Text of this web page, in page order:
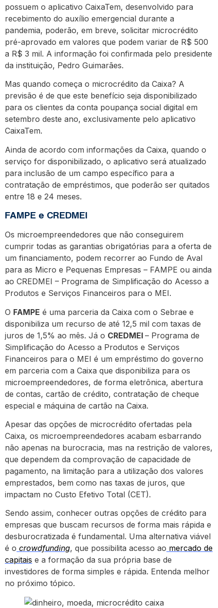
possuem o aplicativo CaixaTem, desenvolvido para
recebimento do auxílio emergencial durante a
pandemia, poderão, em breve, solicitar microcrédito
pré-aprovado em valores que podem variar de R$ 500
a R$ 3 mil. A informação foi confirmada pelo presidente
da instituição, Pedro Guimarães.
Mas quando começa o microcrédito da Caixa? A
previsão é de que este benefício seja disponibilizado
para os clientes da conta poupança social digital em
setembro deste ano, exclusivamente pelo aplicativo
CaixaTem.
Ainda de acordo com informações da Caixa, quando o
serviço for disponibilizado, o aplicativo será atualizado
para inclusão de um campo específico para a
contratação de empréstimos, que poderão ser quitados
entre 18 e 24 meses.
FAMPE e CREDMEI
Os microempreendedores que não conseguirem
cumprir todas as garantias obrigatórias para a oferta de
um financiamento, podem recorrer ao Fundo de Aval
para as Micro e Pequenas Empresas – FAMPE ou ainda
ao CREDMEI – Programa de Simplificação do Acesso a
Produtos e Serviços Financeiros para o MEI.
O FAMPE é uma parceria da Caixa com o Sebrae e
disponibiliza um recurso de até 12,5 mil com taxas de
juros de 1,5% ao mês. Já o CREDMEI – Programa de
Simplificação do Acesso a Produtos e Serviços
Financeiros para o MEI é um empréstimo do governo
em parceria com a Caixa que disponibiliza para os
microempreendedores, de forma eletrônica, abertura
de contas, cartão de crédito, contratação de cheque
especial e máquina de cartão na Caixa.
Apesar das opções de microcrédito ofertadas pela
Caixa, os microempreendedores acabam esbarrando
não apenas na burocracia, mas na restrição de valores,
que dependem da comprovação de capacidade de
pagamento, na limitação para a utilização dos valores
emprestados, bem como nas taxas de juros, que
impactam no Custo Efetivo Total (CET).
Sendo assim, conhecer outras opções de crédito para
empresas que buscam recursos de forma mais rápida e
desburocratizada é fundamental. Uma alternativa viável
é o crowdfunding, que possibilita acesso ao mercado de
capitais e a formação da sua própria base de
investidores de forma simples e rápida. Entenda melhor
no próximo tópico.